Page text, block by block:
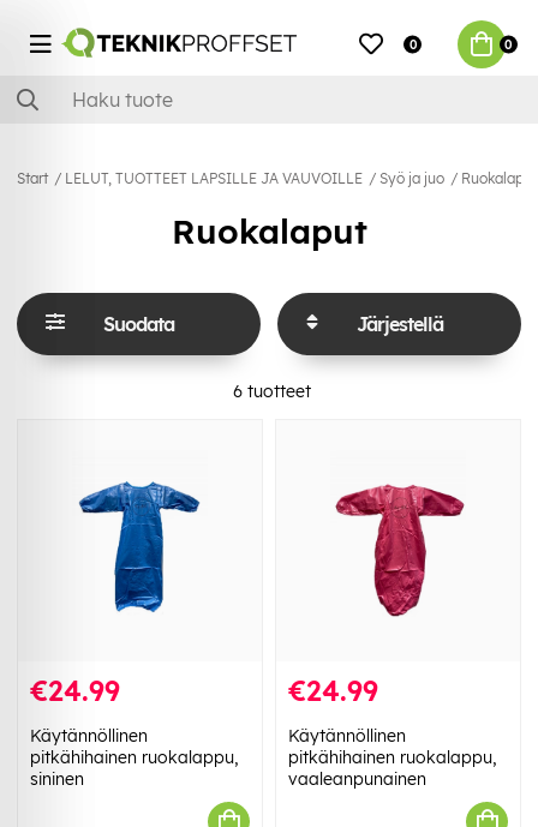
0 0
Start LELUT, TUOTTEET LAPSILLE JA VAUVOILLE Syö ja juo Ruokalaput
Ruokalaput
Suodata Järjestellä
6tuotteet
€24.99
Käytännöllinen
pitkähihainen ruokalappu,
sininen
€24.99
Käytännöllinen
pitkähihainen ruokalappu,
vaaleanpunainen